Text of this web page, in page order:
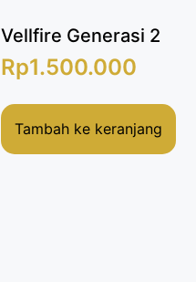
Vellfire Generasi 2
Rp1.500.000
Tambah ke keranjang